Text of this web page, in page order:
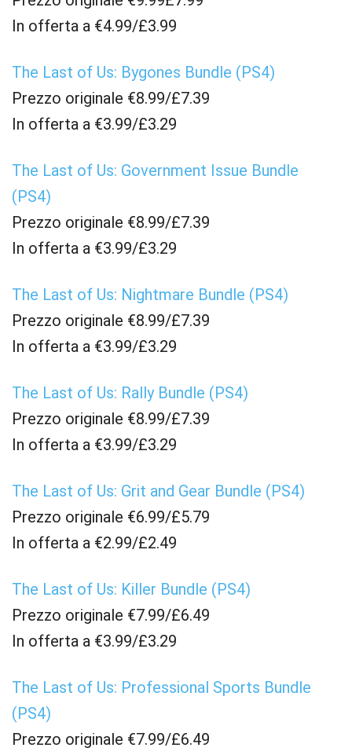
In offerta a €4.99/£3.99
The Last of Us: Bygones Bundle (PS4)
Prezzo originale €8.99/£7.39
In offerta a €3.99/£3.29
The Last of Us: Government Issue Bundle
(PS4)
Prezzo originale €8.99/£7.39
In offerta a €3.99/£3.29
The Last of Us: Nightmare Bundle (PS4)
Prezzo originale €8.99/£7.39
In offerta a €3.99/£3.29
The Last of Us: Rally Bundle (PS4)
Prezzo originale €8.99/£7.39
In offerta a €3.99/£3.29
The Last of Us: Grit and Gear Bundle (PS4)
Prezzo originale €6.99/£5.79
In offerta a €2.99/£2.49
The Last of Us: Killer Bundle (PS4)
Prezzo originale €7.99/£6.49
In offerta a €3.99/£3.29
The Last of Us: Professional Sports Bundle
(PS4)
Prezzo originale €7.99/£6.49